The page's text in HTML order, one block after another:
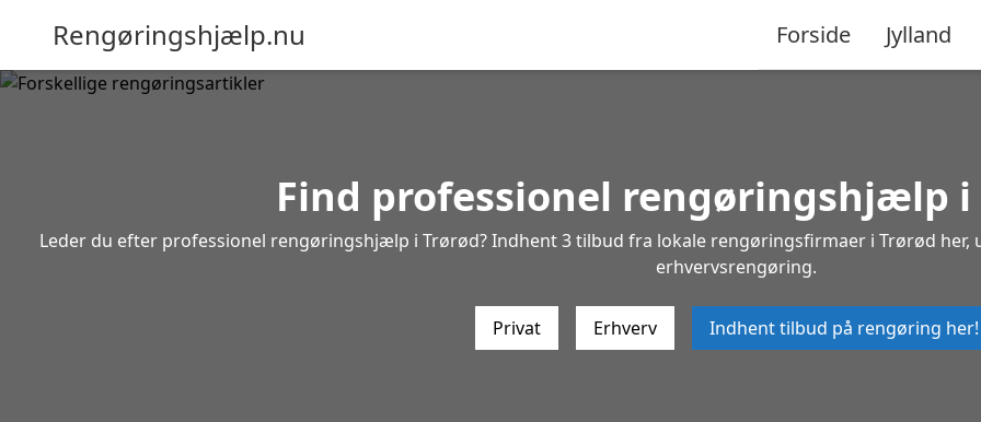
Rengøringshjælp.nu Forside Jylland
Find professionel rengøringshjælp i
Leder du efter professionel rengøringshjælp i Trørød? Indhent 3 tilbud fra lokale rengøringsfirmaer i Trørød
erhvervsrengøring.
Privat Erhverv Indhent tilbud på rengøring her!